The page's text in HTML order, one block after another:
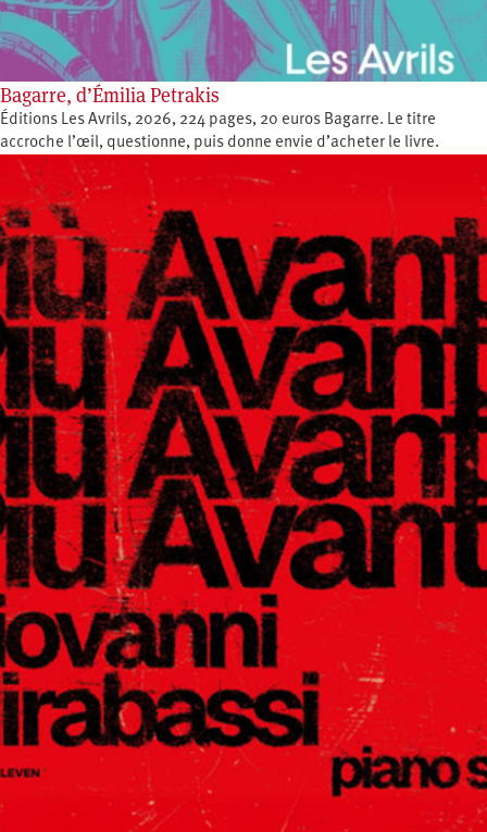
Bagarre, d’Émilia Petrakis
Éditions Les Avrils, 2026, 224 pages, 20 euros Bagarre. Le titre
accroche l’œil, questionne, puis donne envie d’acheter le livre.